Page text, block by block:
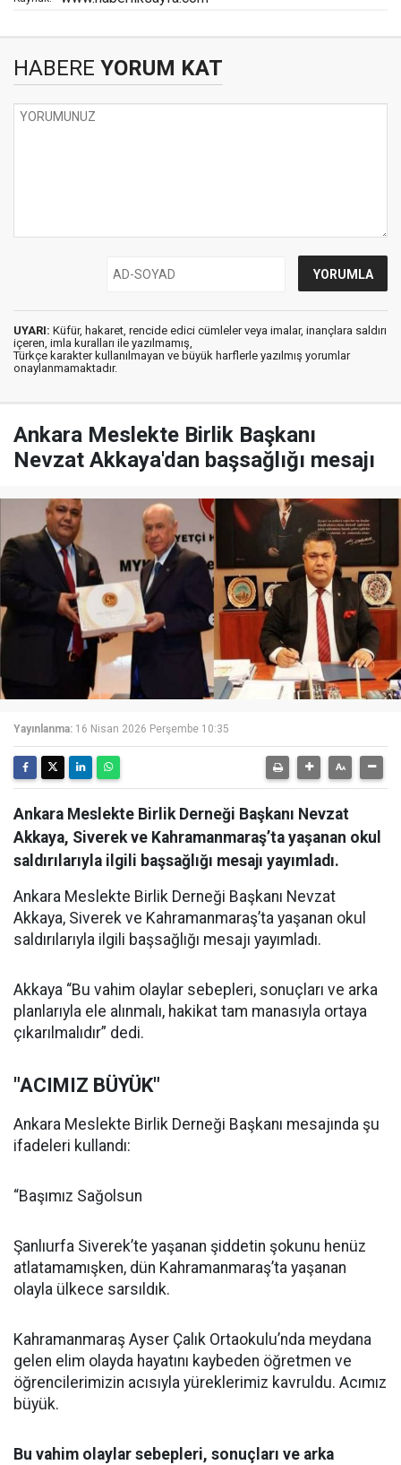
HABERE YORUM KAT
UYARI: Küfür, hakaret, rencide edici cümleler veya imalar, inançlara saldırı
içeren, imla kuralları ile yazılmamış,
Türkçe karakter kullanılmayan ve büyük harflerle yazılmış yorumlar
onaylanmamaktadır.
Ankara Meslekte Birlik Başkanı
Nevzat Akkaya'dan başsağlığı mesajı
Yayınlanma: 16 Nisan 2026 Perşembe 10:35
Ankara Meslekte Birlik Derneği Başkanı Nevzat
Akkaya, Siverek ve Kahramanmaraş’ta yaşanan okul
saldırılarıyla ilgili başsağlığı mesajı yayımladı.
Ankara Meslekte Birlik Derneği Başkanı Nevzat
Akkaya, Siverek ve Kahramanmaraş’ta yaşanan okul
saldırılarıyla ilgili başsağlığı mesajı yayımladı.
Akkaya “Bu vahim olaylar sebepleri, sonuçları ve arka
planlarıyla ele alınmalı, hakikat tam manasıyla ortaya
çıkarılmalıdır” dedi.
"ACIMIZ BÜYÜK"
Ankara Meslekte Birlik Derneği Başkanı mesajında şu
ifadeleri kullandı:
“Başımız Sağolsun
Şanlıurfa Siverek’te yaşanan şiddetin şokunu henüz
atlatamamışken, dün Kahramanmaraş’ta yaşanan
olayla ülkece sarsıldık.
Kahramanmaraş Ayser Çalık Ortaokulu’nda meydana
gelen elim olayda hayatını kaybeden öğretmen ve
öğrencilerimizin acısıyla yüreklerimiz kavruldu. Acımız
büyük.
Bu vahim olaylar sebepleri, sonuçları ve arka